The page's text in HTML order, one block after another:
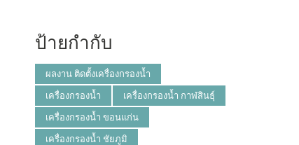
ป้ายกำกับ
ผลงาน ติดตั้งเครื่องกรองน้ำ
เครื่องกรองน้ำ
เครื่องกรองน้ำ กาฬสินธุ์
เครื่องกรองน้ำ ขอนแก่น
เครื่องกรองน้ำ ชัยภูมิ